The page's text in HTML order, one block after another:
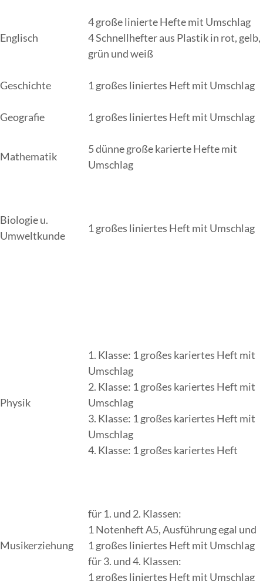
Englisch
4 große linierte Hefte mit Umschlag
4 Schnellhefter aus Plastik in rot, gelb,
grün und weiß
Geschichte 1 großes liniertes Heft mit Umschlag
Geografie 1 großes liniertes Heft mit Umschlag
Mathematik
5 dünne große karierte Hefte mit
Umschlag
Biologie u.
Umweltkunde
1 großes liniertes Heft mit Umschlag
Physik
1. Klasse: 1 großes kariertes Heft mit
Umschlag
2. Klasse: 1 großes kariertes Heft mit
Umschlag
3. Klasse: 1 großes kariertes Heft mit
Umschlag
4. Klasse: 1 großes kariertes Heft
Musikerziehung
für 1. und 2. Klassen:
1 Notenheft A5, Ausführung egal und
1 großes liniertes Heft mit Umschlag
für 3. und 4. Klassen:
1 großes liniertes Heft mit Umschlag